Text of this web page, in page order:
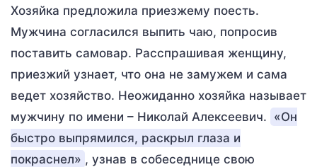
Хозяйка предложила приезжему поесть.
Мужчина согласился выпить чаю, попросив
поставить самовар. Расспрашивая женщину,
приезжий узнает, что она не замужем и сама
ведет хозяйство. Неожиданно хозяйка называет
мужчину по имени – Николай Алексеевич. «Он
быстро выпрямился, раскрыл глаза и
покраснел» , узнав в собеседнице свою